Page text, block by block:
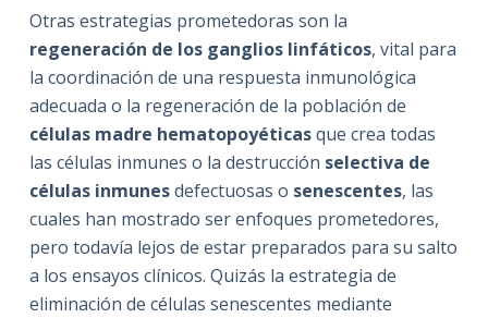
Otras estrategias prometedoras son la
regeneración de los ganglios linfáticos, vital para
la coordinación de una respuesta inmunológica
adecuada o la regeneración de la población de
células madre hematopoyéticasque crea todas
las células inmunes o la destrucción selectiva de
células inmunesdefectuosas o senescentes, las
cuales han mostrado ser enfoques prometedores,
pero todavía lejos de estar preparados para su salto
a los ensayos clínicos. Quizás la estrategia de
eliminación de células senescentes mediante